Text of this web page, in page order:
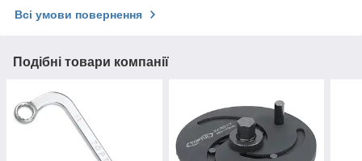
Всі умови повернення
Подібні товари компанії